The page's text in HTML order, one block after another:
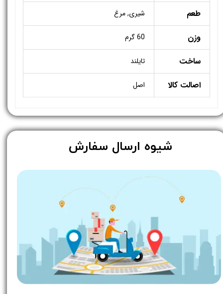
طعم شیری, مرغ
وزن 60 گرم
ساخت تایلند
اصالت کالا اصل
​شیوه ارسال سفارش